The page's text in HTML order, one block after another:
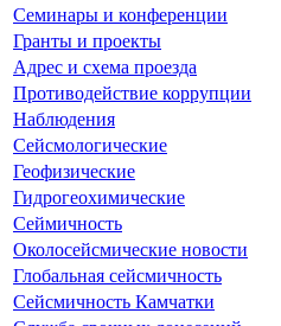
Семинары и конференции
Гранты и проекты
Адрес и схема проезда
Противодействие коррупции
Наблюдения
Сейсмологические
Геофизические
Гидрогеохимические
Сеймичность
Околосейсмические новости
Глобальная сейсмичность
Сейсмичность Камчатки